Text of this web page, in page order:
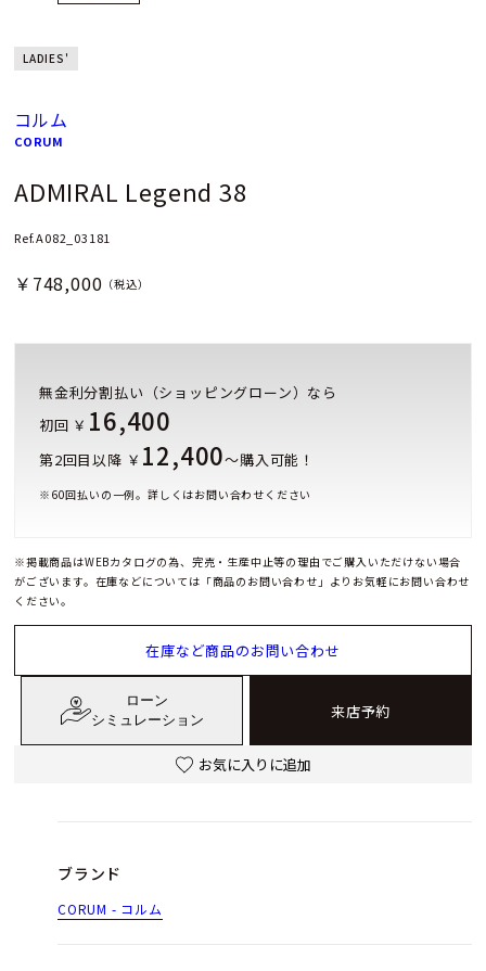
LADIES'
コルム
CORUM
ADMIRAL Legend 38
Ref.A082_03181
￥748,000 （税込）
無金利分割払い（ショッピングローン）なら
初回 ￥ 16,400
第2回目以降 ￥ 12,400～購入可能！
※ 60回払いの一例。詳しくはお問い合わせください
※掲載商品はWEBカタログの為、完売・生産中止等の理由でご購入いただけない場合
がございます。在庫などについては「商品のお問い合わせ」よりお気軽にお問い合わせ
ください。
在庫など商品のお問い合わせ
ローン
シミュレーション
来店予約
お気に入りに追加
ブランド
CORUM - コルム